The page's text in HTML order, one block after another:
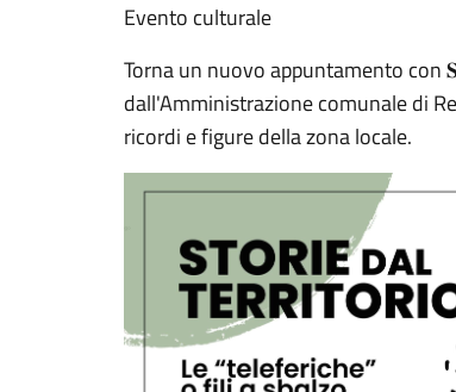
Evento culturale
Torna un nuovo appuntamento con
dall'Amministrazione comunale di
ricordi e figure della zona locale.